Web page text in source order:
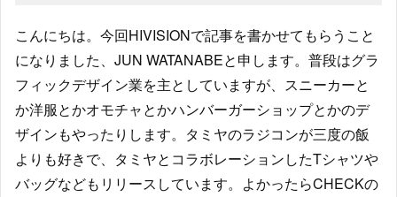
こんにちは。今回HIVISIONで記事を書かせてもらうこと
になりました、JUN WATANABEと申します。普段はグラ
フィックデザイン業を主としていますが、スニーカーと
か洋服とかオモチャとかハンバーガーショップとかのデ
ザインもやったりします。タミヤのラジコンが三度の飯
よりも好きで、タミヤとコラボレーションしたTシャツや
バッグなどもリリースしています。よかったらCHECKの